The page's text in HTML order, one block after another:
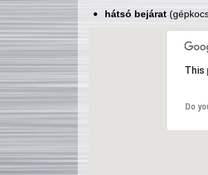
hátsó bejárat
This
Do